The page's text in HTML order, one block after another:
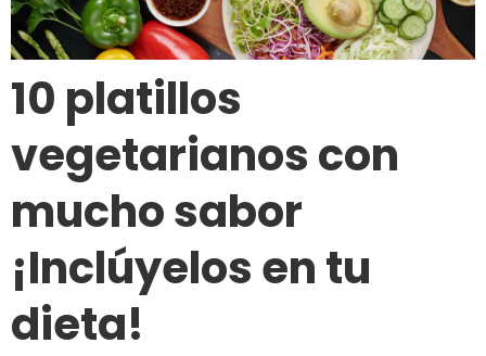
10 platillos
vegetarianos con
mucho sabor
¡Inclúyelos en tu
dieta!